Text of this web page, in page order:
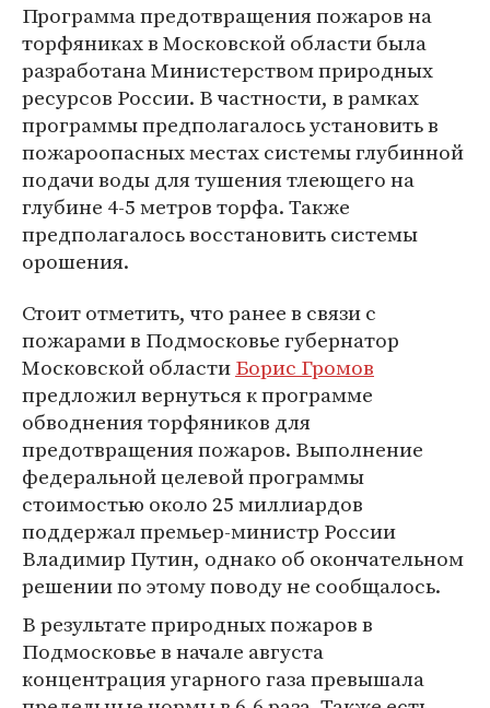
Программа предотвращения пожаров на
торфяниках в Московской области была
разработана Министерством природных
ресурсов России. В частности, в рамках
программы предполагалось установить в
пожароопасных местах системы глубинной
подачи воды для тушения тлеющего на
глубине 4-5 метров торфа. Также
предполагалось восстановить системы
орошения.
Стоит отметить, что ранее в связи с
пожарами в Подмосковье губернатор
Московской областиБорис Громов
предложил вернуться к программе
обводнения торфяников для
предотвращения пожаров. Выполнение
федеральной целевой программы
стоимостью около 25 миллиардов
поддержал премьер-министр России
Владимир Путин, однако об окончательном
решении по этому поводу не сообщалось.
В результате природных пожаров в
Подмосковье в начале августа
концентрация угарного газа превышала